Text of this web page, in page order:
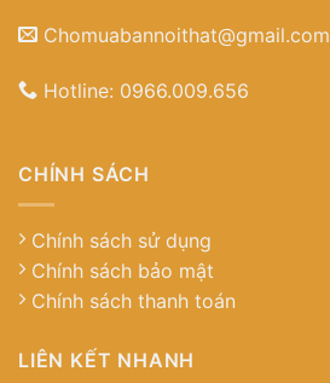
Chomuabannoithat@gmail.com
Hotline: 0966.009.656
CHÍNH SÁCH
Chính sách sử dụng
Chính sách bảo mật
Chính sách thanh toán
LIÊN KẾT NHANH